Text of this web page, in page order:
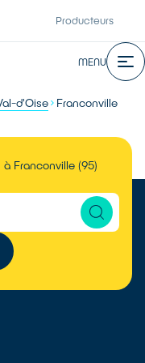
Producteurs
MENU
d'Oise Franconville
Franconville (95)